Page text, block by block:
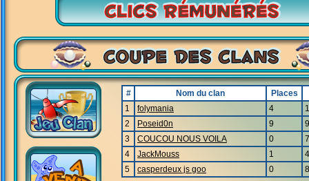
# Nom du clan
Places
1
folymania 4
2
Poseid0n 9
3
COUCOU NOUS VOILA 0
4
JackMouss 1
5
casperdeux js goo 0